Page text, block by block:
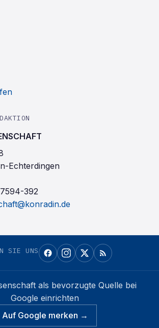
Echterdingen
392
SIE UNS
als bevorzugte Quelle bei
Google einrichten
Auf Google merken →